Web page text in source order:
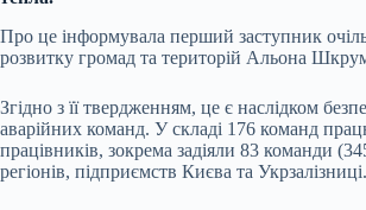
Про це інформувала перший заступник
розвитку громад та територій Альона
Згідно з її твердженням, це є наслідком
аварійних команд. У складі 176 команд
працівників, зокрема задіяли 83 команди
регіонів, підприємств Києва та Укрзалізниці.